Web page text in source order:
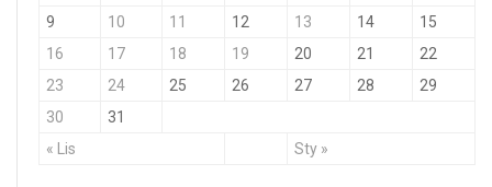
« Lis Sty »
9
10 11 12 13 14
15
16
17 18 19 20 21
22
23
24 25 26 27 28
29
30
31